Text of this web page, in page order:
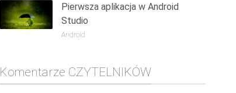
Pierwsza aplikacja w Android
Studio
Android
Komentarze CZYTELNIKÓW